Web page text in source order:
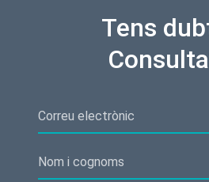
Tens